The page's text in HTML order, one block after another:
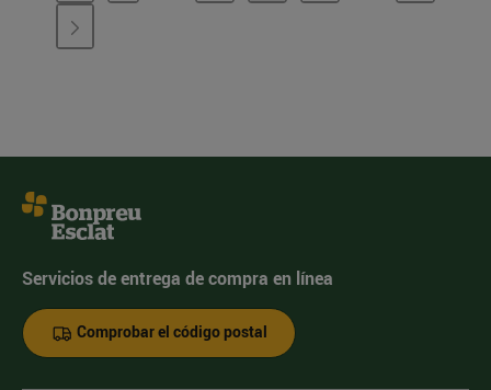
Servicios de entrega de compra en línea
Comprobar el código postal